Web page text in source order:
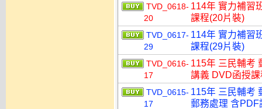
TVD_0618-
20
114年 實力補習
課程(20片裝)
TVD_0617-
29
114年 實力補習
課程(29片裝)
TVD_0616-
17
115年 三民輔考
講義 DVD函授
TVD_0615-
17
115年 三民輔考
郵務處理 含PDF